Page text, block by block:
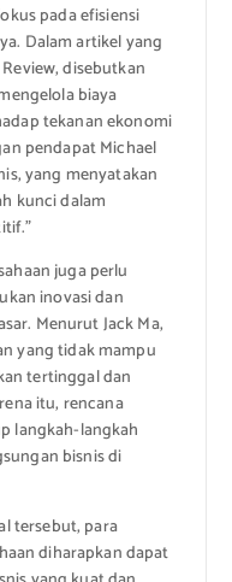
pada efisiensi
Dalam artikel yang
disebutkan
biaya
tekanan ekonomi
pendapat Michael
yang menyatakan
kunci dalam
juga perlu
inovasi dan
Menurut Jack Ma,
yang tidak mampu
tertinggal dan
itu, rencana
langkah-langkah
bisnis di
tersebut, para
diharapkan dapat